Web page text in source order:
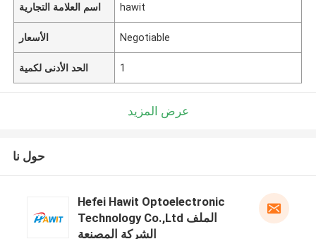
اسم العلامة التجارية hawit
الأسعار Negotiable
الحد الأدنى لكمية 1
عرض المزيد
حول نا
Hefei Hawit Optoelectronic
Technology Co.,Ltd الملف
الشركة المصنعة